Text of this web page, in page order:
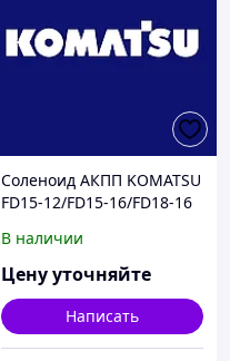
Соленоид АКПП KOMATSU
FD15-12/FD15-16/FD18-16
В наличии
Цену уточняйте
Написать